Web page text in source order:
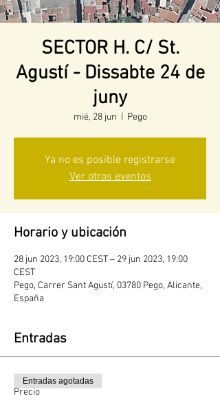
SECTOR H. C/ St.
Agustí - Dissabte 24 de
juny
mié, 28 jun Pego
Ya no es posible registrarse
Ver otros eventos
Horario y ubicación
28 jun 2023, 19:00 CEST – 29 jun 2023, 19:00
CEST
Pego, Carrer Sant Agustí, 03780 Pego, Alicante,
España
Entradas
Precio
Entradas agotadas